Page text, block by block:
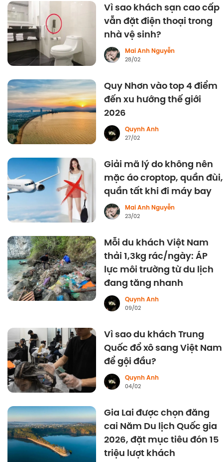
Vì sao khách sạn cao cấp
vẫn đặt điện thoại trong
nhà vệ sinh?
Mai Anh Nguyễn
28/02
Quy Nhơn vào top 4 điểm
đến xu hướng thế giới
2026
Quynh Anh
27/02
Giải mã lý do không nên
mặc áo croptop, quần đùi,
quần tất khi đi máy bay
Mai Anh Nguyễn
23/02
Mỗi du khách Việt Nam
thải 1,3kg rác/ngày: ÁP
lực môi trường từ du lịch
đang tăng nhanh
Quynh Anh
09/02
Vì sao du khách Trung
Quốc đổ xô sang Việt Nam
để gội đầu?
Quynh Anh
04/02
Gia Lai được chọn đăng
cai Năm Du lịch Quốc gia
2026, đặt mục tiêu đón 15
triệu lượt khách